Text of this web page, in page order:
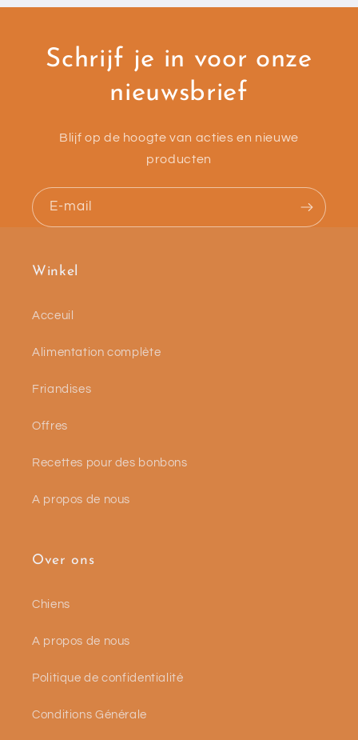
Schrijf je in voor onze
nieuwsbrief
Blijf op de hoogte van acties en nieuwe
producten
E-mail
Winkel
Acceuil
Alimentation complète
Friandises
Offres
Recettes pour des bonbons
A propos de nous
Over ons
Chiens
A propos de nous
Politique de confidentialité
Conditions Générale